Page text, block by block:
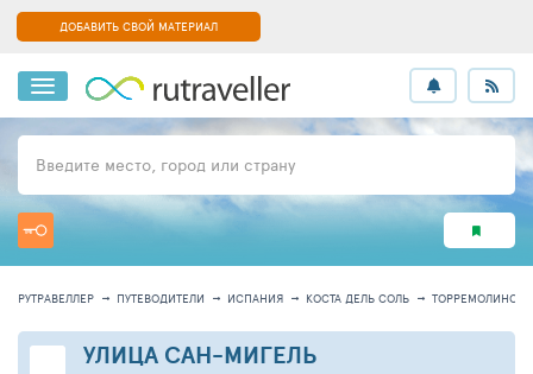
ДОБАВИТЬ СВОЙ МАТЕРИАЛ
Введите место, город или страну
РУТРАВЕЛЛЕР ПУТЕВОДИТЕЛИ ИСПАНИЯ КОСТА ДЕЛЬ СОЛЬ ТОРРЕМОЛИНОС
УЛИЦА САН-МИГЕЛЬ